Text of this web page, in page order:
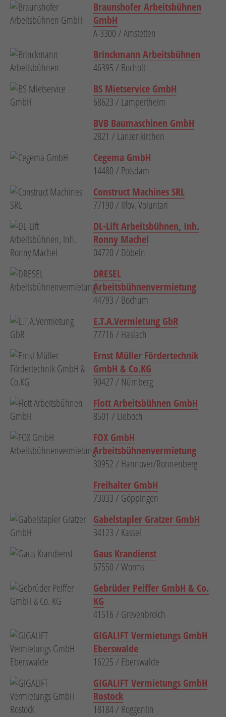
Braunshofer Arbeitsbühnen
GmbH
A-3300 / Amstetten
Brinckmann Arbeitsbühnen
46395 / Bocholt
BS Mietservice GmbH
68623 / Lampertheim
BVB Baumaschinen GmbH
2821 / Lanzenkirchen
Cegema GmbH
14480 / Potsdam
Construct Machines SRL
77190 / Ilfov, Voluntari
DL-Lift Arbeitsbühnen, Inh.
Ronny Machel
04720 / Döbeln
DRESEL
Arbeitsbühnenvermietung
44793 / Bochum
E.T.A.Vermietung GbR
77716 / Haslach
Ernst Müller Fördertechnik
GmbH & Co.KG
90427 / Nürnberg
Flott Arbeitsbühnen GmbH
8501 / Lieboch
FOX GmbH
Arbeitsbühnenvermietung
30952 / Hannover/Ronnenberg
Freihalter GmbH
73033 / Göppingen
Gabelstapler Gratzer GmbH
34123 / Kassel
Gaus Krandienst
67550 / Worms
Gebrüder Peiffer GmbH & Co.
KG
41516 / Grevenbroich
GIGALIFT Vermietungs GmbH
Eberswalde
16225 / Eberswalde
GIGALIFT Vermietungs GmbH
Rostock
18184 / Roggentin